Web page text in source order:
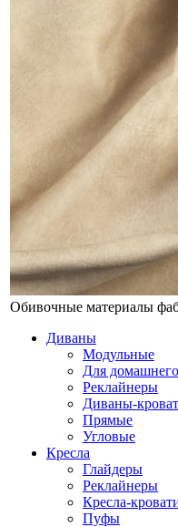
Обивочные материалы
Диваны
Модульные
Для
Реклайнеры
Диваны-
Прямые
Угловые
Кресла
Глайдеры
Реклайнеры
Кресла-
Пуфы